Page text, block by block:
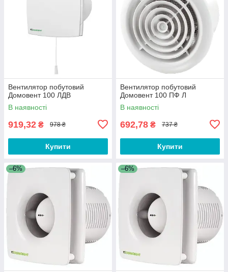
Вентилятор побутовий
Домовент 100 ЛДВ
В наявності
919,32 ₴ 978 ₴
Купити
Вентилятор побутовий
Домовент 100 ПФ Л
В наявності
692,78 ₴ 737 ₴
Купити
–6% –6%